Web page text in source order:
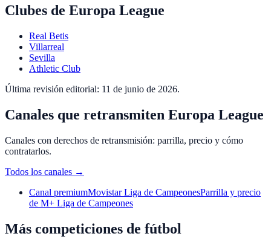
Clubes de Europa League
Real Betis
Villarreal
Sevilla
Athletic Club
Última revisión editorial: 11 de junio de 2026.
Canales que retransmiten Europa League
Canales con derechos de retransmisión: parrilla, precio y cómo
contratarlos.
Todos los canales →
Canal premiumMovistar Liga de CampeonesParrilla y precio
de M+ Liga de Campeones
Más competiciones de fútbol